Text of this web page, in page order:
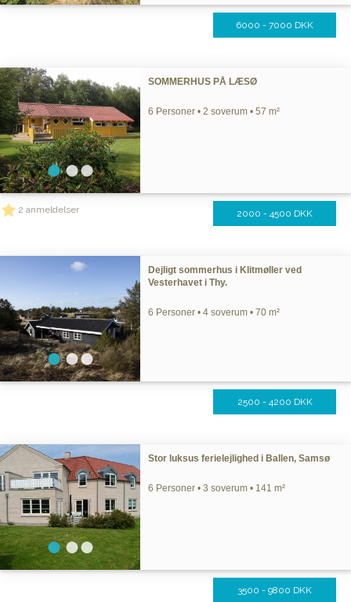
6000 - 7000 DKK
SOMMERHUS PÅ LÆSØ
6 Personer • 2 soverum • 57 m²
2 anmeldelser 2000 - 4500 DKK
Dejligt sommerhus i Klitmøller ved
Vesterhavet i Thy.
6 Personer • 4 soverum • 70 m²
2500 - 4200 DKK
Stor luksus ferielejlighed i Ballen, Samsø
6 Personer • 3 soverum • 141 m²
3500 - 9800 DKK